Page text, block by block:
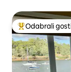
Među najviše
Odabrali